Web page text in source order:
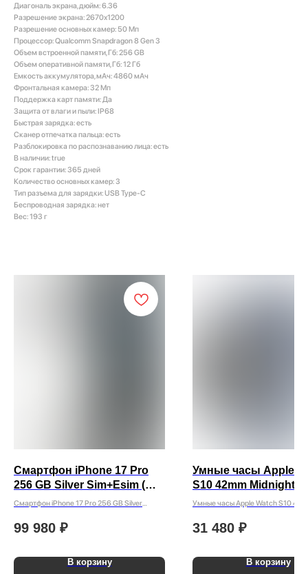
Диагональ экрана, дюйм: 6.36
Разрешение экрана: 2670x1200
Разрешение основных камер: 50 Мп
Процессор: Qualcomm Snapdragon 8 Gen 3
Объем встроенной памяти, Гб: 256 GB
Объем оперативной памяти, Гб: 12 Гб
Емкость аккумулятора, мАч: 4860 мАч
Фронтальная камера: 32 Мп
Поддержка карт памяти: Да
Защита от влаги и пыли: IP68
Быстрая зарядка: есть
Сканер отпечатка пальца: есть
Разблокировка по распознаванию лица: есть
В наличии: true
Срок гарантии: 365 дней
Количество основных камер: 3
Тип разъема для зарядки: USB Type-C
Беспроводная зарядка: нет
Вес: 193 г
Смартфон iPhone 17 Pro
256 GB Silver Sim+Esim (
без Rustore )
Смартфон iPhone 17 Pro 256 GB Silver
99 980 ₽
В корзину
Умные часы Apple
S10 42mm Midnight
Умные часы Apple Watch S10
31 480 ₽
В корзину